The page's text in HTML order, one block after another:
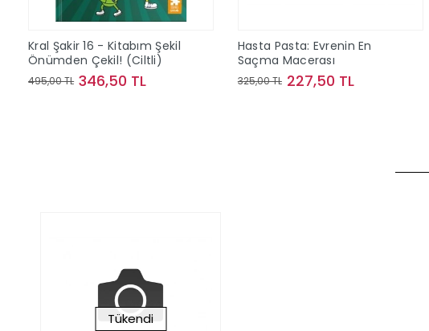
Kral Şakir 16 - Kitabım Şekil
Önümden Çekil! (Ciltli)
495,00 TL 346,50 TL
Hasta Pasta: Evrenin En
Saçma Macerası
325,00 TL 227,50 TL
Tükendi